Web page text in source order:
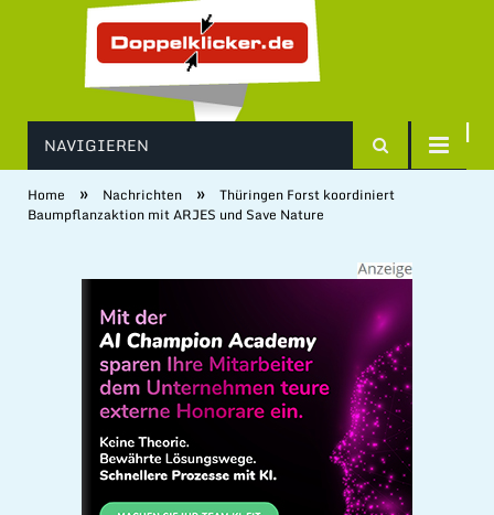
NAVIGIEREN
Home » Nachrichten »
Thüringen Forst koordiniert
Baumpflanzaktion mit ARJES und Save Nature